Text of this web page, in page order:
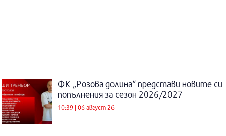
ФК „Розова долина“ представи новите си
попълнения за сезон 2026/2027
10:39 | 06 август 26